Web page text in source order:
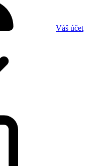
Váš účet